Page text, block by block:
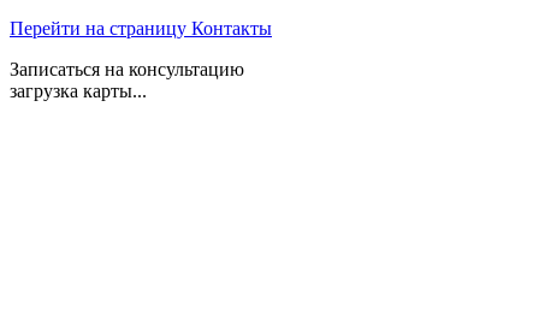
Перейти на страницу Контакты
Записаться на консультацию
загрузка карты...